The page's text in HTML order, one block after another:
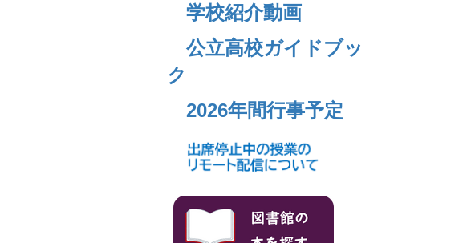
学校紹介動画
公立高校ガイドブッ
ク
2026年間行事予定